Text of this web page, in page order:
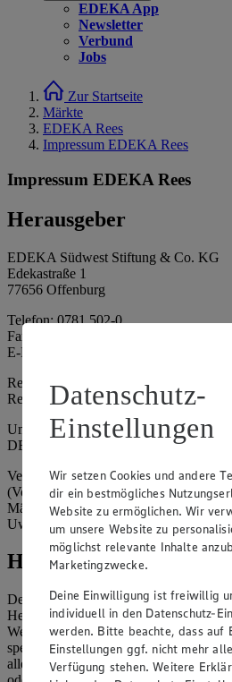
EDEKA App
Newsletter
Verbund
Jobs
Zur Startseite
Märkte
EDEKA Rees
Impressum EDEKA Rees
Impressum EDEKA Rees
Herausgeber
EDEKA Südwest Stiftung & Co. KG
Edekastraße 1
77656 Offenburg
Telefon: 0781 502-0
Fax: 0781 502-6180
E-Mail: kundenservice@edeka-
Registergericht: Amtsgericht Freiburg
Registernummer: HRA 707629
Umsatzsteuer-Identifikationsnummer
DE815916131
Vertretungsberechtigte: Rainer Huber
(Vorstandsmitglied), Klaus Fickert
Mäder (Vorstandsmitglied), Patrick
Uwe Kohler
Hinweise
Der Inhalt dieser Website ist
Herausgeber gewährt Ihnen jedoch das
Website bereitgestellten Text ganz oder
speichern und zu vervielfältigen. Aus
allerdings die Speicherung und
Datenschutz-
Einstellungen
Wir setzen Cookies und andere
dir ein bestmögliches
Website zu ermöglichen. Wir
um unsere Website zu
möglichst relevante Inhalte
Marketingzwecke.
Deine Einwilligung ist freiwillig
individuell in den Datenschutz-
werden. Bitte beachte, dass auf
Einstellungen ggf. nicht mehr
Verfügung stehen. Weitere